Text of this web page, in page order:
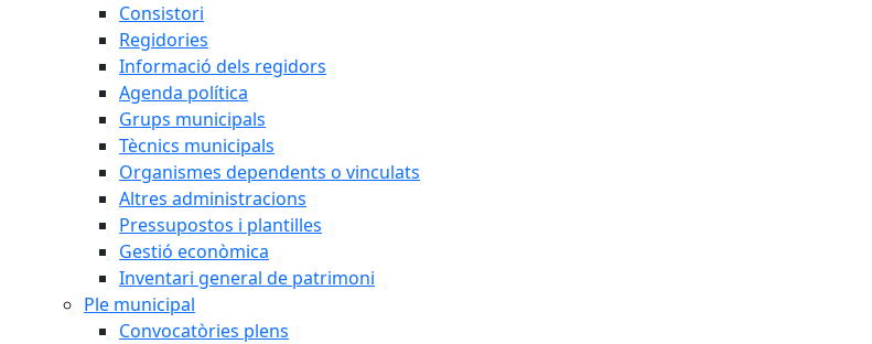
Consistori
Regidories
Informació dels regidors
Agenda política
Grups municipals
Tècnics municipals
Organismes dependents o vinculats
Altres administracions
Pressupostos i plantilles
Gestió econòmica
Inventari general de patrimoni
Ple municipal
Convocatòries plens